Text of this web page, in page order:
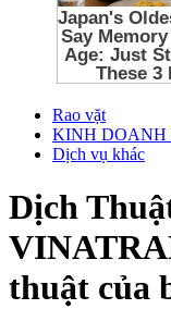
Rao vặt
KINH DOANH
Dịch vụ khác
Dịch
thuật của